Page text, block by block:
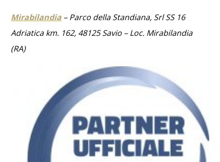
Mirabilandia – Parco della Standiana, Srl SS 16
Adriatica km. 162, 48125 Savio – Loc. Mirabilandia
(RA)